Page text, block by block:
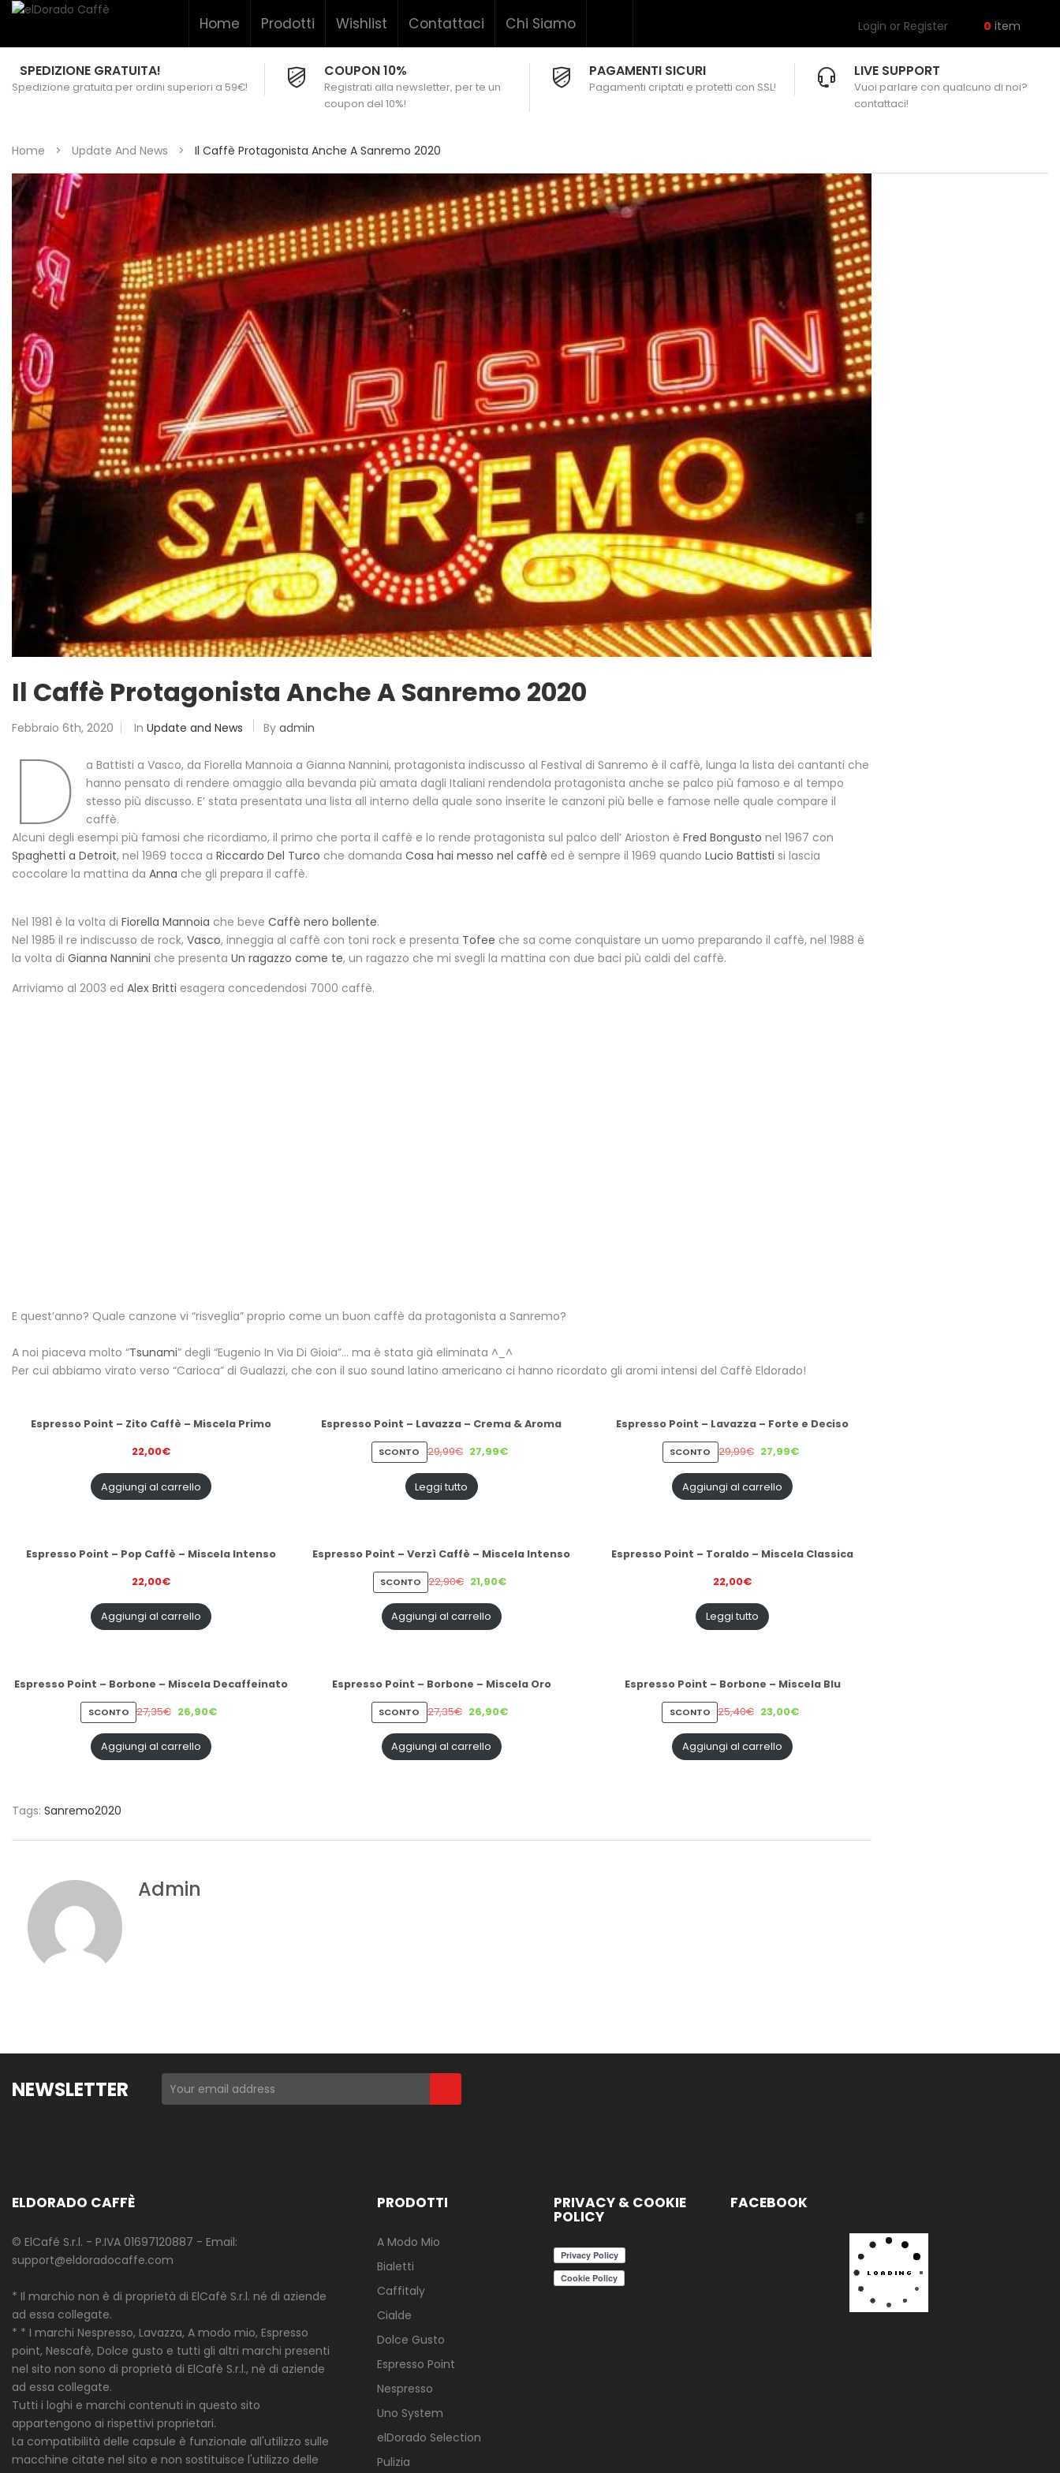
Home Prodotti Wishlist Contattaci Chi Siamo Login or Register 0 item
SPEDIZIONE GRATUITA!
Spedizione gratuita per ordini superiori a 59€!
COUPON 10%
Registrati alla newsletter, per te un
coupon del 10%!
PAGAMENTI SICURI
Pagamenti criptati e protetti con SSL!
LIVE SUPPORT
Vuoi parlare con qualcuno di noi?
contattaci!
Home > Update And News > Il Caffè Protagonista Anche A Sanremo 2020
Il Caffè Protagonista Anche A Sanremo 2020
Febbraio 6th, 2020 In Update and News By admin
D
a Battisti a Vasco, da Fiorella Mannoia a Gianna Nannini, protagonista indiscusso al Festival di Sanremo è il caffè, lunga la lista dei cantanti che
hanno pensato di rendere omaggio alla bevanda più amata dagli Italiani rendendola protagonista anche se palco più famoso e al tempo
stesso più discusso. E’ stata presentata una lista all interno della quale sono inserite le canzoni più belle e famose nelle quale compare il
caffè.
Alcuni degli esempi più famosi che ricordiamo, il primo che porta il caffè e lo rende protagonista sul palco dell’ Arioston è Fred Bongusto nel 1967 con
Spaghetti a Detroit, nel 1969 tocca a Riccardo Del Turco che domanda Cosa hai messo nel caffè ed è sempre il 1969 quando Lucio Battisti si lascia
coccolare la mattina da Anna che gli prepara il caffè.
Nel 1981 è la volta di Fiorella Mannoia che beve Caffè nero bollente.
Nel 1985 il re indiscusso de rock, Vasco, inneggia al caffè con toni rock e presenta Tofee che sa come conquistare un uomo preparando il caffè, nel 1988 è
la volta di Gianna Nannini che presenta Un ragazzo come te, un ragazzo che mi svegli la mattina con due baci più caldi del caffè.
Arriviamo al 2003 ed Alex Britti esagera concedendosi 7000 caffè.
E quest’anno? Quale canzone vi “risveglia” proprio come un buon caffè da protagonista a Sanremo?
A noi piaceva molto “Tsunami” degli “Eugenio In Via Di Gioia”… ma è stata già eliminata ^_^
Per cui abbiamo virato verso “Carioca” di Gualazzi, che con il suo sound latino americano ci hanno ricordato gli aromi intensi del Caffè Eldorado!
Espresso Point – Zito Caffè – Miscela Primo
22,00€
Aggiungi al carrello
Espresso Point – Lavazza – Crema & Aroma
SCONTO PRODOTTO
IN
VENDITA
29,99€ 27,99€
Leggi tutto
Espresso Point – Lavazza – Forte e Deciso
SCONTO PRODOTTO
IN
VENDITA
29,99€ 27,99€
Aggiungi al carrello
Espresso Point – Pop Caffè – Miscela Intenso
22,00€
Aggiungi al carrello
Espresso Point – Verzì Caffè – Miscela Intenso
SCONTOPRODOTTO
IN
VENDITA
22,90€ 21,90€
Aggiungi al carrello
Espresso Point – Toraldo – Miscela Classica
22,00€
Leggi tutto
Espresso Point – Borbone – Miscela Decaffeinato
SCONTOPRODOTTO
IN
VENDITA
27,35€ 26,90€
Aggiungi al carrello
Espresso Point – Borbone – Miscela Oro
SCONTO PRODOTTO
IN
VENDITA
27,35€ 26,90€
Aggiungi al carrello
Espresso Point – Borbone – Miscela Blu
SCONTOPRODOTTO
IN
VENDITA
25,40€ 23,00€
Aggiungi al carrello
Tags: Sanremo2020
Admin
NEWSLETTER
ELDORADO CAFFÈ
© ElCafé S.r.l. - P.IVA 01697120887 - Email:
support@eldoradocaffe.com
* Il marchio non è di proprietà di ElCafè S.r.l. né di aziende
ad essa collegate.
* * I marchi Nespresso, Lavazza, A modo mio, Espresso
point, Nescafè, Dolce gusto e tutti gli altri marchi presenti
nel sito non sono di proprietà di ElCafè S.r.l., nè di aziende
ad essa collegate.
Tutti i loghi e marchi contenuti in questo sito
appartengono ai rispettivi proprietari.
La compatibilità delle capsule è funzionale all'utilizzo sulle
macchine citate nel sito e non sostituisce l'utilizzo delle
PRODOTTI
A Modo Mio
Bialetti
Caffitaly
Cialde
Dolce Gusto
Espresso Point
Nespresso
Uno System
elDorado Selection
Pulizia
PRIVACY & COOKIE
POLICY
FACEBOOK